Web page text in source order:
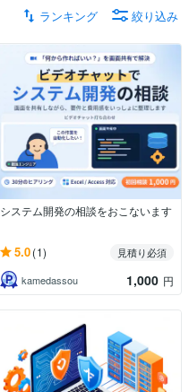
ランキング 絞り込み
システム開発の相談をおこないます
5.0(1)
見積り必須
kamedassou
1,000 円